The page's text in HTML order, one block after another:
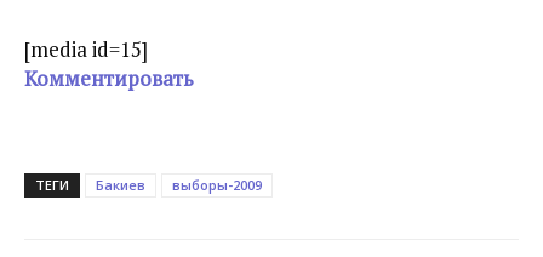
[media id=15]
Комментировать
ТЕГИ Бакиев выборы-2009